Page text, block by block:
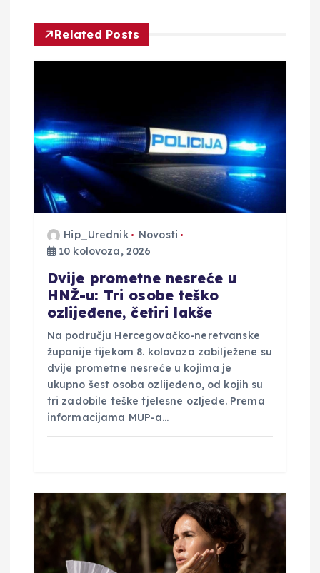
a
o
b
a
Related Posts
Hip_Urednik
Novosti
10 kolovoza, 2026
Dvije prometne nesreće u
HNŽ-u: Tri osobe teško
ozlijeđene, četiri lakše
Na području Hercegovačko-neretvanske
županije tijekom 8. kolovoza zabilježene su
dvije prometne nesreće u kojima je
ukupno šest osoba ozlijeđeno, od kojih su
tri zadobile teške tjelesne ozljede. Prema
informacijama MUP-a…